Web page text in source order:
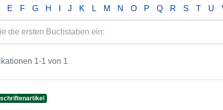
E F G H J K L M N O P Q R S T U
1-1 von 1